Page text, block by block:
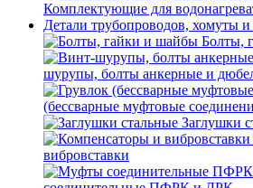
Комплектующие для
Детали трубопроводов, хомуты
Болты,
шурупы, болты анкерные и
(бессварные муфтовые
Заглушки
вибровставки